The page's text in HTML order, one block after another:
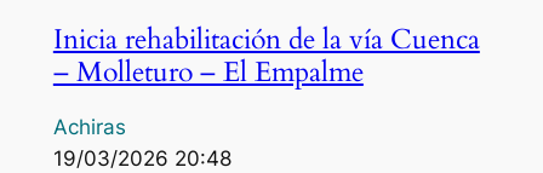
Inicia rehabilitación de la vía Cuenca
– Molleturo – El Empalme
Achiras
19/03/2026 20:48